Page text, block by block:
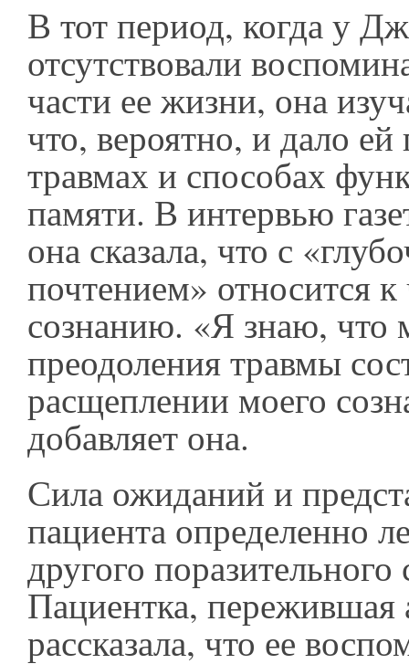
В тот период, когда у
отсутствовали
части ее жизни, она
что, вероятно, и дало ей
травмах и способах
памяти. В интервью
она сказала, что с
почтением» относится
сознанию. «Я знаю, что
преодоления травмы
расщеплении моего
добавляет она.
Сила ожиданий и
пациента определенно
другого поразительного
Пациентка, пережившая
рассказала, что ее